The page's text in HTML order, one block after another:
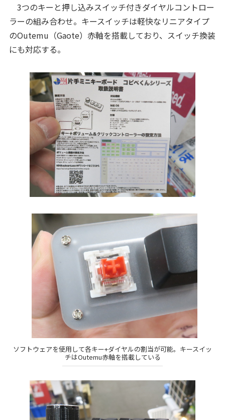
3つのキーと押し込みスイッチ付きダイヤルコントロー
ラーの組み合わせ。キースイッチは軽快なリニアタイプ
のOutemu（Gaote）赤軸を搭載しており、スイッチ換装
にも対応する。
ソフトウェアを使用して各キー+ダイヤルの割当が可能。キースイッ
チはOutemu赤軸を搭載している